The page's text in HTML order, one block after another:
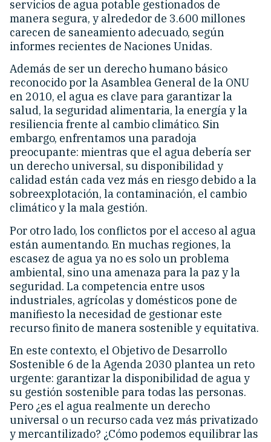
servicios de agua potable gestionados de
manera segura, y alrededor de 3.600 millones
carecen de saneamiento adecuado, según
informes recientes de Naciones Unidas.
Además de ser un derecho humano básico
reconocido por la Asamblea General de la ONU
en 2010, el agua es clave para garantizar la
salud, la seguridad alimentaria, la energía y la
resiliencia frente al cambio climático. Sin
embargo, enfrentamos una paradoja
preocupante: mientras que el agua debería ser
un derecho universal, su disponibilidad y
calidad están cada vez más en riesgo debido a la
sobreexplotación, la contaminación, el cambio
climático y la mala gestión.
Por otro lado, los conflictos por el acceso al agua
están aumentando. En muchas regiones, la
escasez de agua ya no es solo un problema
ambiental, sino una amenaza para la paz y la
seguridad. La competencia entre usos
industriales, agrícolas y domésticos pone de
manifiesto la necesidad de gestionar este
recurso finito de manera sostenible y equitativa.
En este contexto, el Objetivo de Desarrollo
Sostenible 6 de la Agenda 2030 plantea un reto
urgente: garantizar la disponibilidad de agua y
su gestión sostenible para todas las personas.
Pero ¿es el agua realmente un derecho
universal o un recurso cada vez más privatizado
y mercantilizado? ¿Cómo podemos equilibrar las